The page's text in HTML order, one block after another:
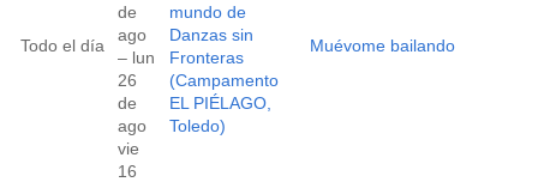
Todo el día
de
ago
– lun
26
de
ago
mundo de
Danzas sin
Fronteras
(Campamento
EL PIÉLAGO,
Toledo)
Muévome bailando
vie
16